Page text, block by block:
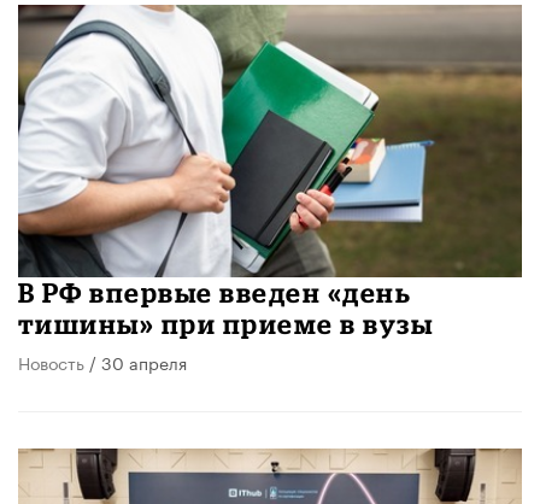
В РФ впервые введен «день
тишины» при приеме в вузы
Новость / 30 апреля